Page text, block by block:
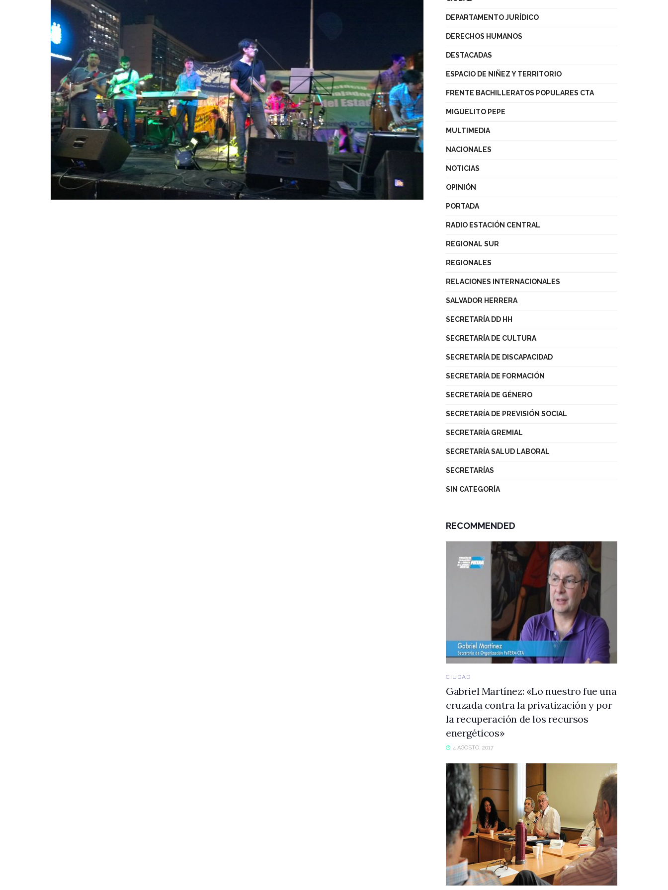
DEPARTAMENTO JURÍDICO
DERECHOS HUMANOS
DESTACADAS
ESPACIO DE NIÑEZ Y TERRITORIO
FRENTE BACHILLERATOS POPULARES CTA
MIGUELITO PEPE
MULTIMEDIA
NACIONALES
NOTICIAS
OPINIÓN
PORTADA
RADIO ESTACIÓN CENTRAL
REGIONAL SUR
REGIONALES
RELACIONES INTERNACIONALES
SALVADOR HERRERA
SECRETARÍA DD HH
SECRETARÍA DE CULTURA
SECRETARÍA DE DISCAPACIDAD
SECRETARÍA DE FORMACIÓN
SECRETARÍA DE GÉNERO
SECRETARÍA DE PREVISIÓN SOCIAL
SECRETARÍA GREMIAL
SECRETARÍA SALUD LABORAL
SECRETARÍAS
SIN CATEGORÍA
RECOMMENDED
CIUDAD
Gabriel Martínez: «Lo nuestro fue una
cruzada contra la privatización y por
la recuperación de los recursos
energéticos»
4 AGOSTO, 2017